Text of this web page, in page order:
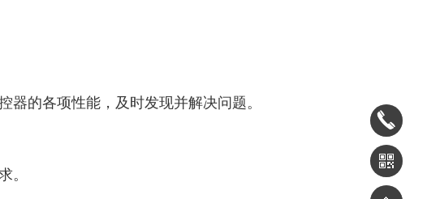
的各项性能，及时发现并解决问题。
。